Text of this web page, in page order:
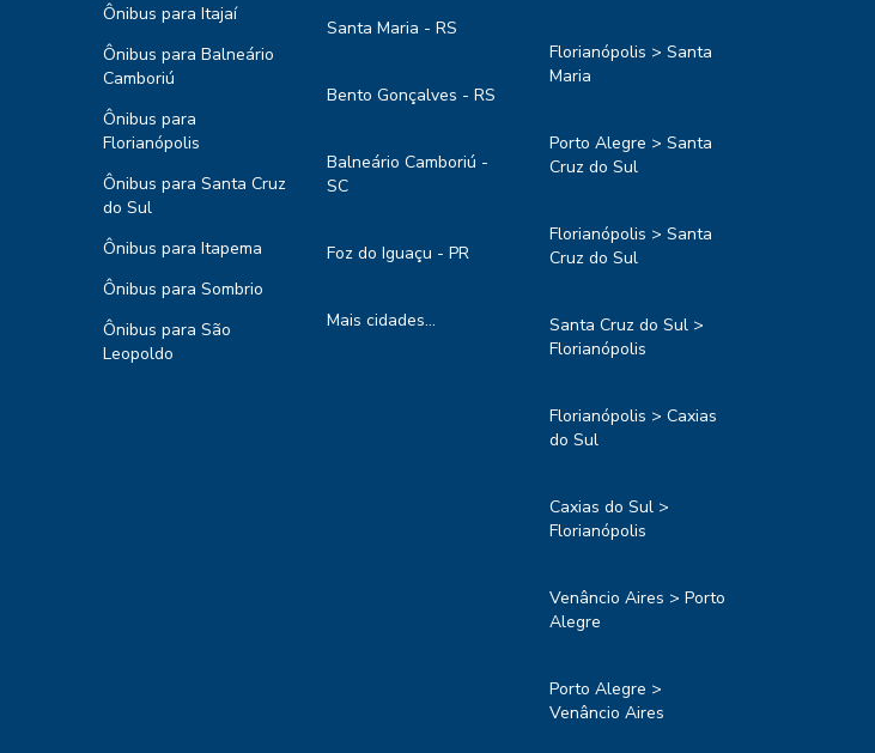
Ônibus para Itajaí
Ônibus para Balneário
Camboriú
Ônibus para
Florianópolis
Ônibus para Santa Cruz
do Sul
Ônibus para Itapema
Ônibus para Sombrio
Ônibus para São
Leopoldo
Santa Maria - RS
Bento Gonçalves - RS
Balneário Camboriú -
SC
Foz do Iguaçu - PR
Mais cidades...
Florianópolis > Santa
Maria
Porto Alegre > Santa
Cruz do Sul
Florianópolis > Santa
Cruz do Sul
Santa Cruz do Sul >
Florianópolis
Florianópolis > Caxias
do Sul
Caxias do Sul >
Florianópolis
Venâncio Aires > Porto
Alegre
Porto Alegre >
Venâncio Aires